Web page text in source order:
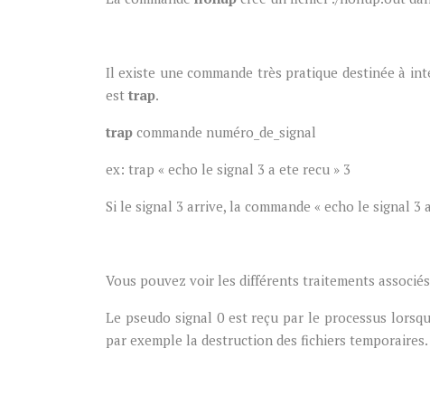
Il existe une commande très pratique destinée à
est trap.
trap commande numéro_de_signal
ex: trap « echo le signal 3 a ete recu » 3
Si le signal 3 arrive, la commande « echo le signal 3
Vous pouvez voir les différents traitements
Le pseudo signal 0 est reçu par le processus
par exemple la destruction des fichiers temporaires.